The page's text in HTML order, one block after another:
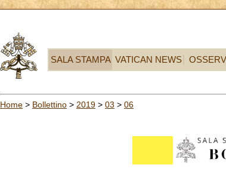
SALA STAMPA VATICAN NEWS
Home > Bollettino > 2019 > 03 > 06